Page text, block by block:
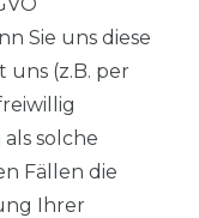
Sie uns diese
uns (z.B. per
solche
Fällen die
Ihrer